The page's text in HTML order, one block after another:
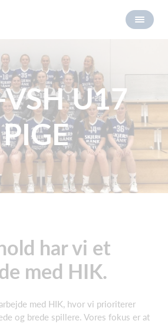
U17
PIGE
har vi et
med HIK.
med HIK, hvor vi prioriterer
og brede spillere. Vores fokus er at